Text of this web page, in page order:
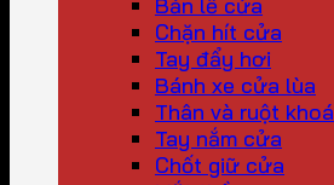
Chặn hít cửa
Tay đẩy hơi
Bánh xe cửa lùa
Thân và ruột khoá
Tay nắm cửa
Chốt giữ cửa